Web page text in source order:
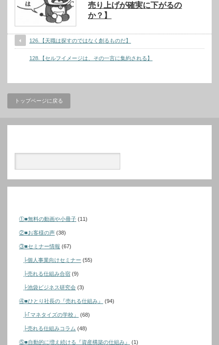
売り上げが確実に下がるの
か？】
126.【天職は探すのではなく創るものだ】
128.【セルフイメージは、その一言に集約される】
トップページに戻る
①■無料の動画や小冊子 (11)
②■お客様の声 (38)
③■セミナー情報 (67)
├個人事業向けセミナー (55)
├売れる仕組み合宿 (9)
├池袋ビジネス研究会 (3)
④■ひとり社長の『売れる仕組み』 (94)
├｢マネタイズの学校」 (68)
├売れる仕組みコラム (48)
⑤■自動的に増え続ける『資産構築の仕組み』 (1)